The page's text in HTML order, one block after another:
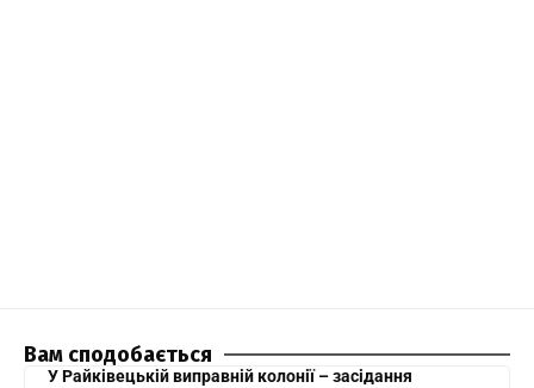
Вам сподобається
У Райківецькій виправній колонії – засідання